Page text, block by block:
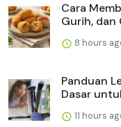
Cara
Gurih, dan
8 hours
Panduan
Dasar
11 hours